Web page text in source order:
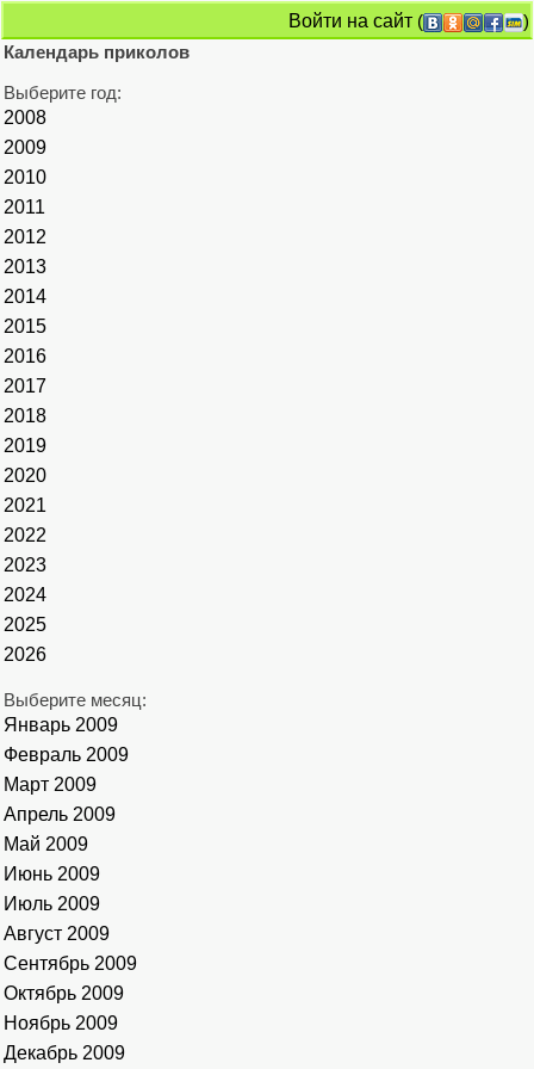
Войти на сайт (
)
Календарь приколов
Выберите год:
2008
2009
2010
2011
2012
2013
2014
2015
2016
2017
2018
2019
2020
2021
2022
2023
2024
2025
2026
Выберите месяц:
Январь 2009
Февраль 2009
Март 2009
Апрель 2009
Май 2009
Июнь 2009
Июль 2009
Август 2009
Сентябрь 2009
Октябрь 2009
Ноябрь 2009
Декабрь 2009